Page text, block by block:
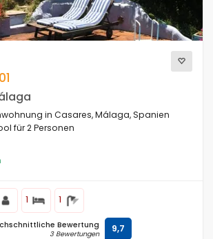
in Casares, Málaga, Spanien
für 2 Personen
1 1
Bewertung
3 Bewertungen 9,7